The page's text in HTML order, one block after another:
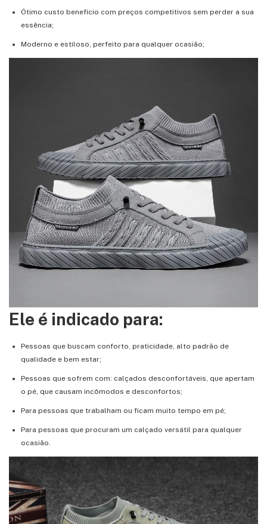
Ótimo custo benefício com preços competitivos sem perder a sua
essência;
Moderno e estiloso, perfeito para qualquer ocasião;
Ele é indicado para:
Pessoas que buscam conforto, praticidade, alto padrão de
qualidade e bem estar;
Pessoas que sofrem com: calçados desconfortáveis, que apertam
o pé, que causam incômodos e desconfortos;
Para pessoas que trabalham ou ficam muito tempo em pé;
Para pessoas que procuram um calçado versátil para qualquer
ocasião.